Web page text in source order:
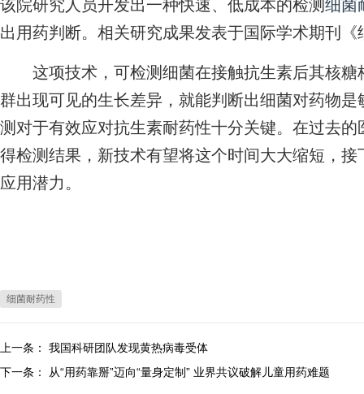
该院研究人员开发出一种快速、低成本的检测细菌
出用药判断。相关研究成果发表于国际学术期刊《
这项技术，可检测细菌在接触抗生素后其核糖
群出现可见的生长差异，就能判断出细菌对药物
测对于有效应对抗生素耐药性十分关键。在过去
得检测结果，新技术有望将这个时间大大缩短，
应用潜力。
细菌耐药性
上一条： 我国科研团队发现黄热病毒受体
下一条：
从“用药靠掰”迈向“量身定制” 业界共议破解儿童用药难题